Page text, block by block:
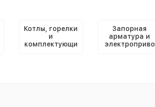
Котлы, горелки
и
комплектующи
Запорная
арматура и
электроприво